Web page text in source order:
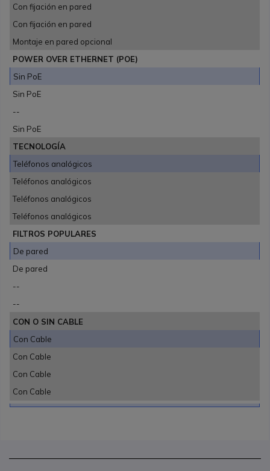
Con fijación en pared
Con fijación en pared
Montaje en pared opcional
POWER OVER ETHERNET (POE)
Sin PoE
Sin PoE
--
Sin PoE
TECNOLOGÍA
Teléfonos analógicos
Teléfonos analógicos
Teléfonos analógicos
Teléfonos analógicos
FILTROS POPULARES
De pared
De pared
--
--
CON O SIN CABLE
Con Cable
Con Cable
Con Cable
Con Cable